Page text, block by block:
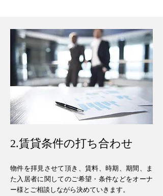
​2.賃貸条件の打ち合わせ
物件を拝見させて頂き、賃料、時期、期間、ま
た入居者に関してのご希望・条件などをオーナ
ー様とご相談しながら決めていきます。